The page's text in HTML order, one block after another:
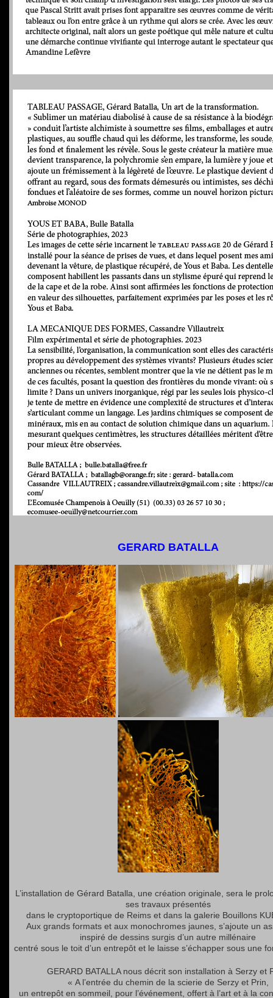
GERARD BATALLA
L’installation de Gérard Batalla, une création originale, sera le
ses travaux présentés
dans le cryptoportique de Reims et dans la galerie Bouillons
Aux grands formats et aux monochromes jaunes, s’ajoute un
inspiré de dessins surgis d’un autre millénaire
centré sous le toit d’un entrepôt et le laisse s’échapper sous une
GERARD BATALLA nous décrit son installation à Serzy et
« A l’entrée du chemin de la scierie de Serzy et Prin,
un entrepôt en sommeil, pour l’événement, offert à l’art et à la